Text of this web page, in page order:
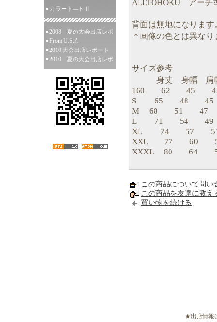
カラート―トⅡ
2008 夏の大会出店レポ
From U.S.A
2010 大会出店レポート
2010 夏の大会出店レポ
ALLTOHOKU アーチ
背面は無地になります
＊画像の色とは異なり
サイズ参考
身丈 身幅 肩
160 62 45
S 65 48 45
M 68 51 47
L 71 54 49
XL 74 57
XXL 77 60
XXXL 80 64
この商品について問い
この商品を友達に教え
買い物を続ける
★出店情報